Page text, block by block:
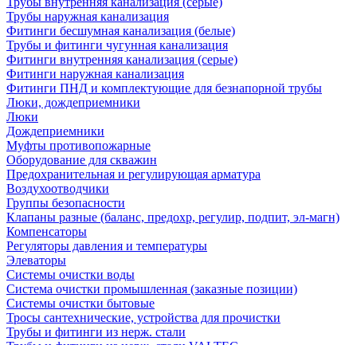
Трубы наружная канализация
Фитинги бесшумная канализация (белые)
Трубы и фитинги чугунная канализация
Фитинги внутренняя канализация (серые)
Фитинги наружная канализация
Фитинги ПНД и комплектующие для безнапорной трубы
Люки, дождеприемники
Люки
Дождеприемники
Муфты противопожарные
Оборудование для скважин
Предохранительная и регулирующая арматура
Воздухоотводчики
Группы безопасности
Клапаны разные (баланс, предохр, регулир, подпит, эл-магн)
Компенсаторы
Регуляторы давления и температуры
Элеваторы
Системы очистки воды
Система очистки промышленная (заказные позиции)
Системы очистки бытовые
Тросы сантехнические, устройства для прочистки
Трубы и фитинги из нерж. стали